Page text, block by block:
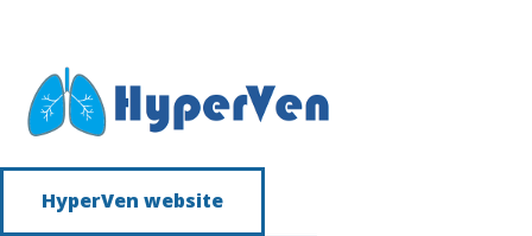
HyperVen website